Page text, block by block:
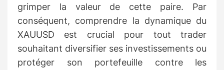
grimper la valeur de cette paire. Par
conséquent, comprendre la dynamique du
XAUUSD est crucial pour tout trader
souhaitant diversifier ses investissements ou
protéger son portefeuille contre les